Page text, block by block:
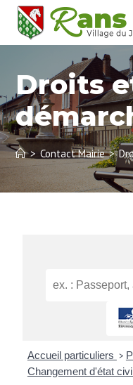
Droits
> Contact Mairie >
Accueil particuliers >
Changement d'état